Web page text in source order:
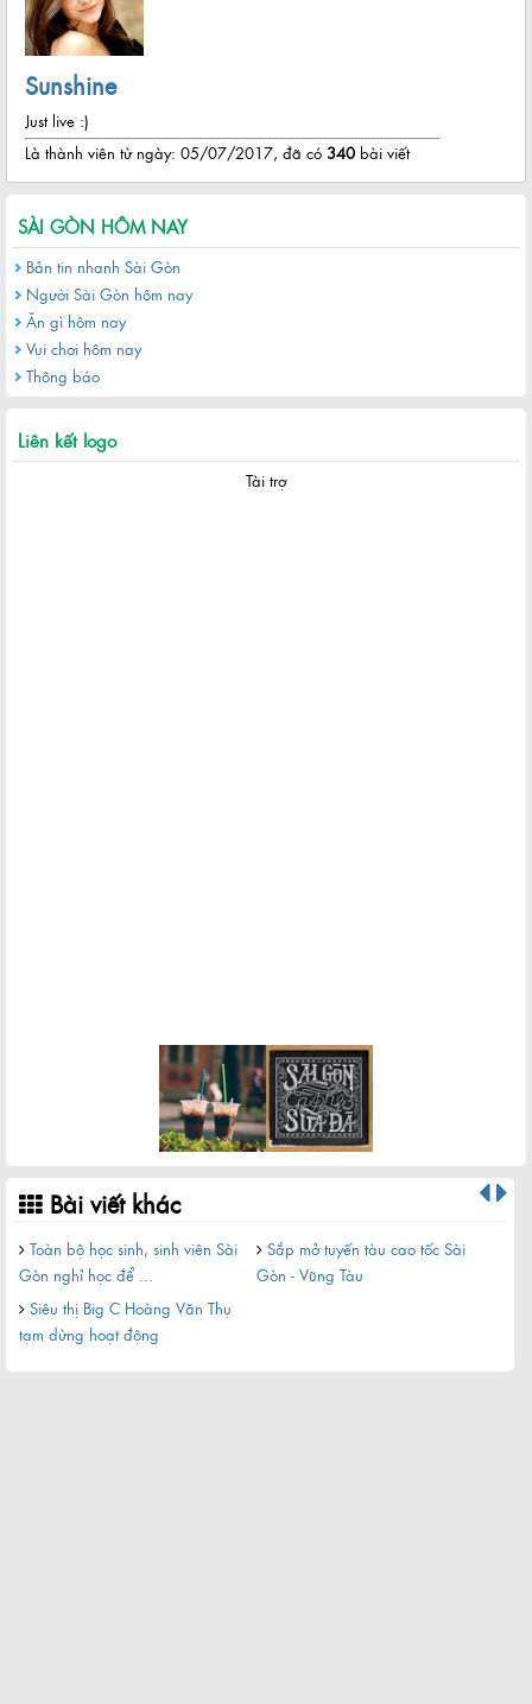
Sunshine
Just live :)
Là thành viên từ ngày: 05/07/2017, đã có 340 bài viết
SÀI GÒN HÔM NAY
Bản tin nhanh Sài Gòn
Người Sài Gòn hôm nay
Ăn gì hôm nay
Vui chơi hôm nay
Thông báo
Liên kết logo
Tài trợ
Bài viết khác
Toàn bộ học sinh, sinh viên Sài
Gòn nghỉ học để ...
Sắp mở tuyến tàu cao tốc Sài
Gòn - Vũng Tàu
Siêu thị Big C Hoàng Văn Thụ
tạm dừng hoạt động